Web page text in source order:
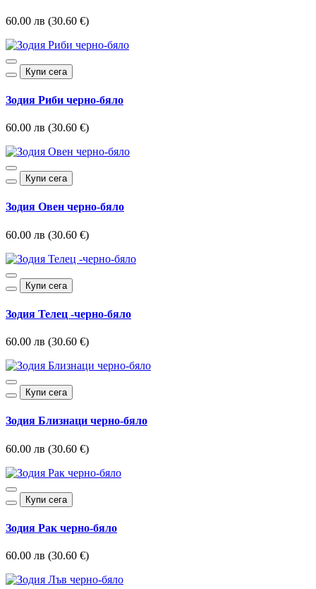
60.00 лв (30.60 €)
Купи сега
Зодия Риби черно-бяло
60.00 лв (30.60 €)
Купи сега
Зодия Овен черно-бяло
60.00 лв (30.60 €)
Купи сега
Зодия Телец -черно-бяло
60.00 лв (30.60 €)
Купи сега
Зодия Близнаци черно-бяло
60.00 лв (30.60 €)
Купи сега
Зодия Рак черно-бяло
60.00 лв (30.60 €)